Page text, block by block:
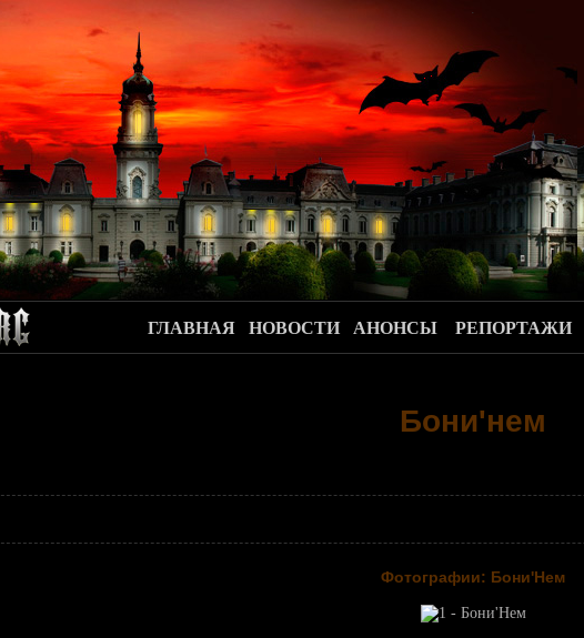
.
ГЛАВНАЯ НОВОСТИ АНОНСЫ РЕПОРТАЖИ
Бони'нем
Фотографии: Бони'Нем